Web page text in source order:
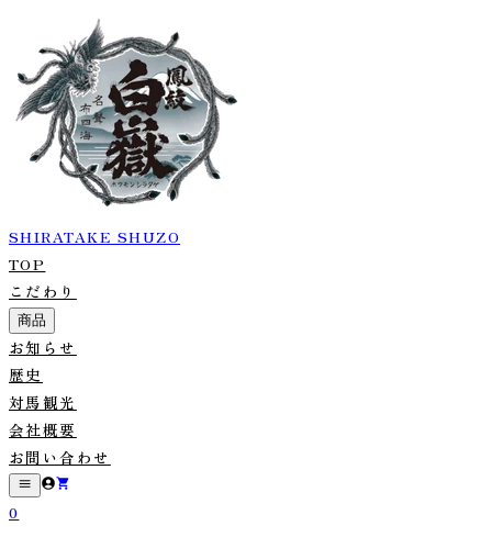
SHIRATAKE SHUZO
TOP
こだわり
商品
お知らせ
歴史
対馬観光
会社概要
お問い合わせ
0